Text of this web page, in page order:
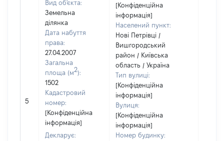
5
Вид об'єкта:
Земельна
ділянка
Дата набуття
права:
27.04.2007
Загальна
площа (м2):
1502
Кадастровий
номер:
[Конфіденційна
інформація]
Декларує:
[Конфіденційна
інформація]
Населений пункт:
Нові Петрівці /
Вишгородський
район / Київська
область / Україна
Тип вулиці:
[Конфіденційна
інформація]
Вулиця:
[Конфіденційна
інформація]
Номер будинку: